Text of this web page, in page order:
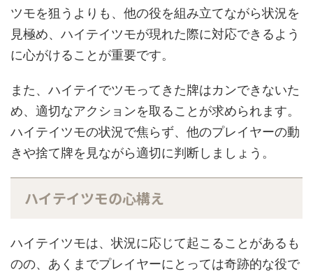
ツモを狙うよりも、他の役を組み立てながら状況を
見極め、ハイテイツモが現れた際に対応できるよう
に心がけることが重要です。
また、ハイテイでツモってきた牌はカンできないた
め、適切なアクションを取ることが求められます。
ハイテイツモの状況で焦らず、他のプレイヤーの動
きや捨て牌を見ながら適切に判断しましょう。
ハイテイツモの心構え
ハイテイツモは、状況に応じて起こることがあるも
のの、あくまでプレイヤーにとっては奇跡的な役で